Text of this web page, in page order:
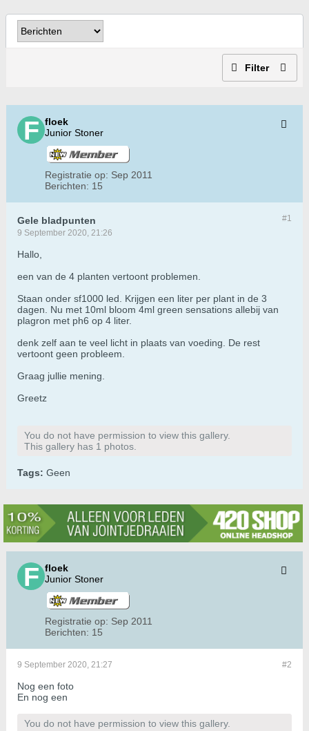
Filter
floek
Junior Stoner
Registratie op: Sep 2011
Berichten: 15
#1
Gele bladpunten
9 September 2020, 21:26
Hallo,
een van de 4 planten vertoont problemen.
Staan onder sf1000 led. Krijgen een liter per plant in de 3
dagen. Nu met 10ml bloom 4ml green sensations allebij van
plagron met ph6 op 4 liter.
denk zelf aan te veel licht in plaats van voeding. De rest
vertoont geen probleem.
Graag jullie mening.
Greetz
You do not have permission to view this gallery.
This gallery has 1 photos.
Tags: Geen
floek
Junior Stoner
Registratie op: Sep 2011
Berichten: 15
#2
9 September 2020, 21:27
Nog een foto
En nog een
You do not have permission to view this gallery.